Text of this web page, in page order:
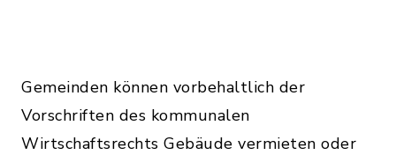
Gemeinden können vorbehaltlich der
Vorschriften des kommunalen
Wirtschaftsrechts Gebäude vermieten oder